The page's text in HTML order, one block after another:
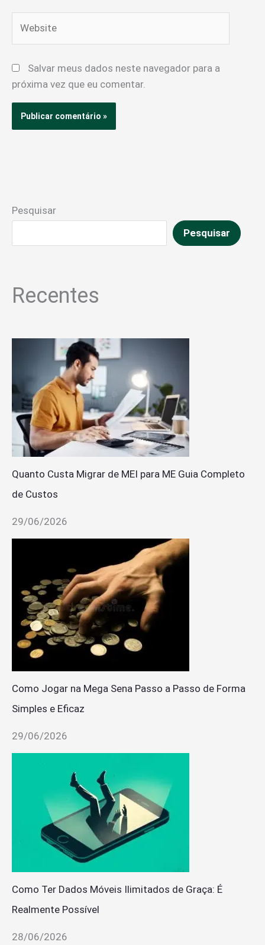
Salvar meus dados neste navegador para a
próxima vez que eu comentar.
Pesquisar
Pesquisar
Recentes
Quanto Custa Migrar de MEI para ME Guia Completo
de Custos
29/06/2026
Como Jogar na Mega Sena Passo a Passo de Forma
Simples e Eficaz
29/06/2026
Como Ter Dados Móveis Ilimitados de Graça: É
Realmente Possível
28/06/2026